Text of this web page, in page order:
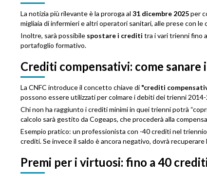
La notizia più rilevante è la proroga al 31 dicembre 2025per
migliaia di infermieri e altri operatori sanitari, alle prese con
Inoltre, sarà possibile spostare i crediti tra i vari trienni fino
portafoglio formativo.
Crediti compensativi: come sanare
La CNFC introduce il concetto chiave di "crediti
possono essere utilizzati per colmare i debiti dei trienni
Chi non ha raggiunto i crediti minimi in quei trienni potrà
calcolo sarà gestito da Cogeaps, che procederà alla
Esempio pratico: un professionista con -40 crediti nel
crediti. Se invece il saldo è ancora negativo, dovrà
Premi per i virtuosi: fino a 40